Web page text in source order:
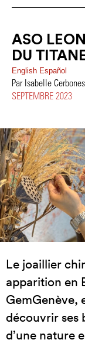
ASO
DU
English Español
Par Isabelle
SEPTEMBRE 2023
Le joaillier
apparition en
GemGenève,
découvrir ses
d’une nature